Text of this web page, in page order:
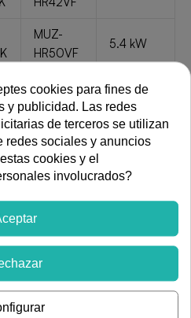
MUZ-
HR50VF
5.4 kW
MUZ-
HR60VF
6.8 kW
MUZ-
HR71VF
8.1 kW
(Clase A++ / A+)
excelente clasificación
las normativas europeas más
en Frío): Máximo de 6.5
HR42 y HR50.
cookies para fines de
y publicidad. Las redes
de terceros se utilizan
redes sociales y anuncios
cookies y el
involucrados?